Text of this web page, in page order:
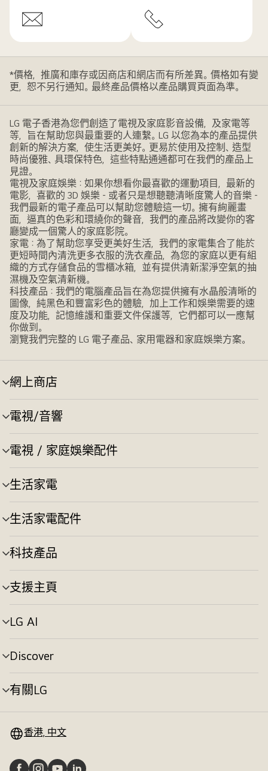
*價格，推廣和庫存或因商店和網店而有所差異。價格如有變
更，恕不另行通知。最終產品價格以產品購買頁面為準。
LG 電子香港為您們創造了電視及家庭影音設備，及家電等
等，旨在幫助您與最重要的人連繫。LG 以您為本的產品提供
創新的解決方案，使生活更美好。更易於使用及控制、造型
時尚優雅、具環保特色，這些特點通通都可在我們的產品上
見證。
電視及家庭娛樂：如果你想看你最喜歡的運動項目，最新的
電影，喜歡的 3D 娛樂 - 或者只是想聽聽清晰度驚人的音樂 -
我們最新的電子產品可以幫助您體驗這一切。擁有絢麗畫
面，逼真的色彩和環繞你的聲音，我們的產品將改變你的客
廳變成一個驚人的家庭影院。
家電：為了幫助您享受更美好生活，我們的家電集合了能於
更短時間內清洗更多衣服的洗衣產品，為您的家庭以更有組
織的方式存儲食品的雪櫃冰箱，並有提供清新潔淨空氣的抽
濕機及空氣清新機。
科技產品：我們的電腦產品旨在為您提供擁有水晶般清晰的
圖像，純黑色和豐富彩色的體驗，加上工作和娛樂需要的速
度及功能，記憶維護和重要文件保護等，它們都可以一應幫
你做到。
瀏覽我們完整的 LG 電子產品、家用電器和家庭娛樂方案。
網上商店
選
單
切
換
電視/音響
選
單
切
換
電視 / 家庭娛樂配件
選
單
切
換
生活家電
選
單
切
換
生活家電配件
選
單
切
換
科技產品
選
單
切
換
支援主頁
選
單
切
換
LG AI
選
單
切
換
Discover
選
單
切
換
有關LG
選
換 香港, 中文